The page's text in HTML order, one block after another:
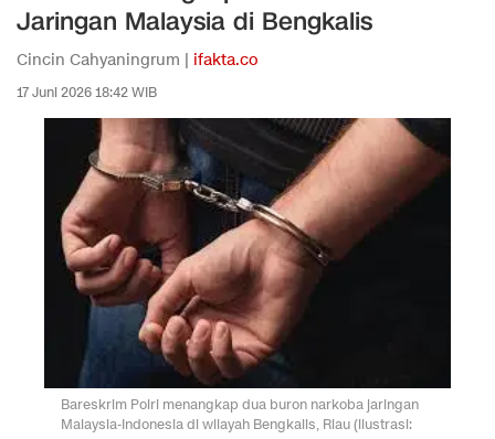
Jaringan Malaysia di Bengkalis
Cincin Cahyaningrum | ifakta.co
17 Juni 2026 18:42 WIB
Bareskrim Polri menangkap dua buron narkoba jaringan
Malaysia-Indonesia di wilayah Bengkalis, Riau (ilustrasi: